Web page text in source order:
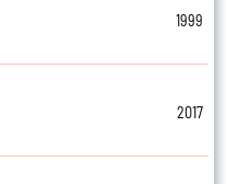
1999
2017